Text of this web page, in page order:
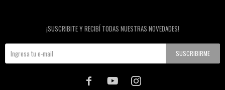
¡SUSCRIBITE Y RECIBÍ TODAS NUESTRAS NOVEDADES!
SUSCRIBIRME
  